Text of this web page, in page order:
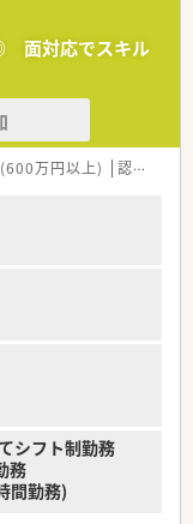
面対応でスキル
万円以上) 認定薬剤師取得支援あり
シフト制勤務
務
間勤務)